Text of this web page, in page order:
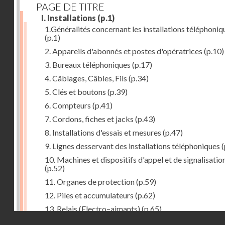
PAGE DE TITRE
I. Installations (p.1)
1.Généralités concernant les installations
(p.1)
2. Appareils d'abonnés et postes d'opératrices (p.10)
3. Bureaux téléphoniques (p.17)
4. Câblages, Câbles, Fils (p.34)
5. Clés et boutons (p.39)
6. Compteurs (p.41)
7. Cordons, fiches et jacks (p.43)
8. Installations d'essais et mesures (p.47)
9. Lignes desservant des installations téléphoniques
10. Machines et dispositifs d'appel et de
(p.52)
11. Organes de protection(p.59)
12. Piles et accumulateurs (p.62)
13. Relais (Electro–aimants) (p.65)